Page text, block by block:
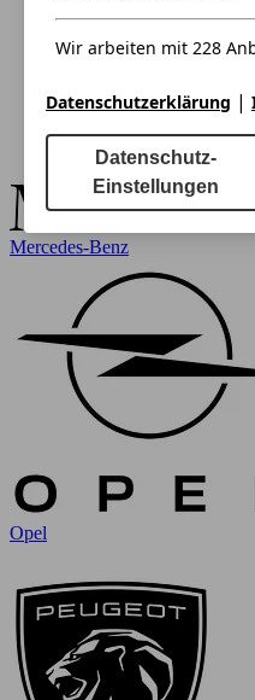
Mercedes-Benz
Opel
Wir arbeiten mit 228
Datenschutzerklärung |
Datenschutz-
Einstellungen